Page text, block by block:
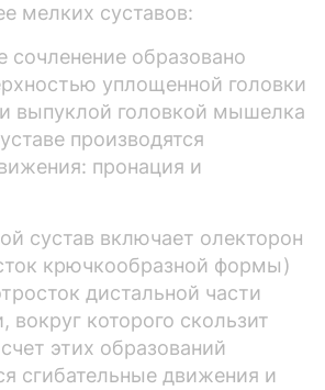
мелких суставов:
сочленение образовано
уплощенной головки
выпуклой головкой мышелка
производятся
пронация и
сустав включает олекторон
крючкообразной формы)
дистальной части
вокруг которого скользит
этих образований
сгибательные движения и